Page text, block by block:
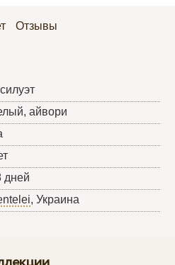
Отзывы
айвори
дней
, Украина